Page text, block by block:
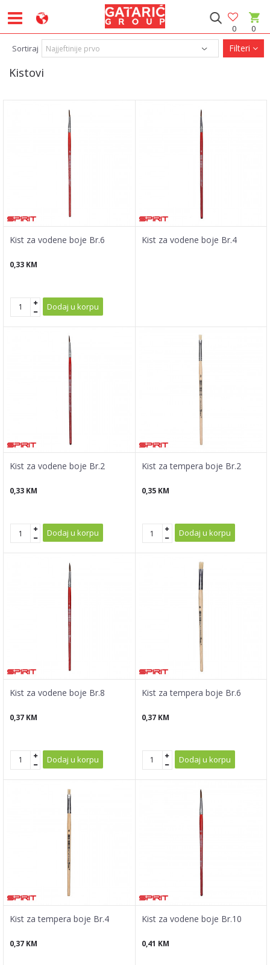
0
0
Kistovi
Sortiraj Filteri
Kist za vodene boje Br.6
0,33 KM
Dodaj u korpu
Kist za vodene boje Br.4
Kist za vodene boje Br.2
0,33 KM
Dodaj u korpu
Kist za tempera boje Br.2
0,35 KM
Dodaj u korpu
Kist za vodene boje Br.8
0,37 KM
Dodaj u korpu
Kist za tempera boje Br.6
0,37 KM
Dodaj u korpu
Kist za tempera boje Br.4
0,37 KM
Kist za vodene boje Br.10
0,41 KM